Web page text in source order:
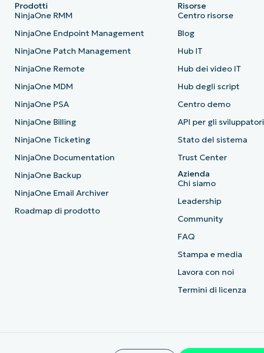
Prodotti
NinjaOne RMM
NinjaOne Endpoint Management
NinjaOne Patch Management
NinjaOne Remote
NinjaOne MDM
NinjaOne PSA
NinjaOne Billing
NinjaOne Ticketing
NinjaOne Documentation
NinjaOne Backup
NinjaOne Email Archiver
Roadmap di prodotto
Risorse
Centro risorse
Blog
Hub IT
Hub dei video IT
Hub degli script
Centro demo
API per gli sviluppatori
Stato del sistema
Trust Center
Azienda
Chi siamo
Leadership
Community
FAQ
Stampa e media
Lavora con noi
Termini di licenza